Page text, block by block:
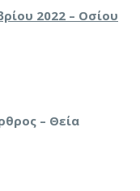
2022 – Οσίου
– Θεία